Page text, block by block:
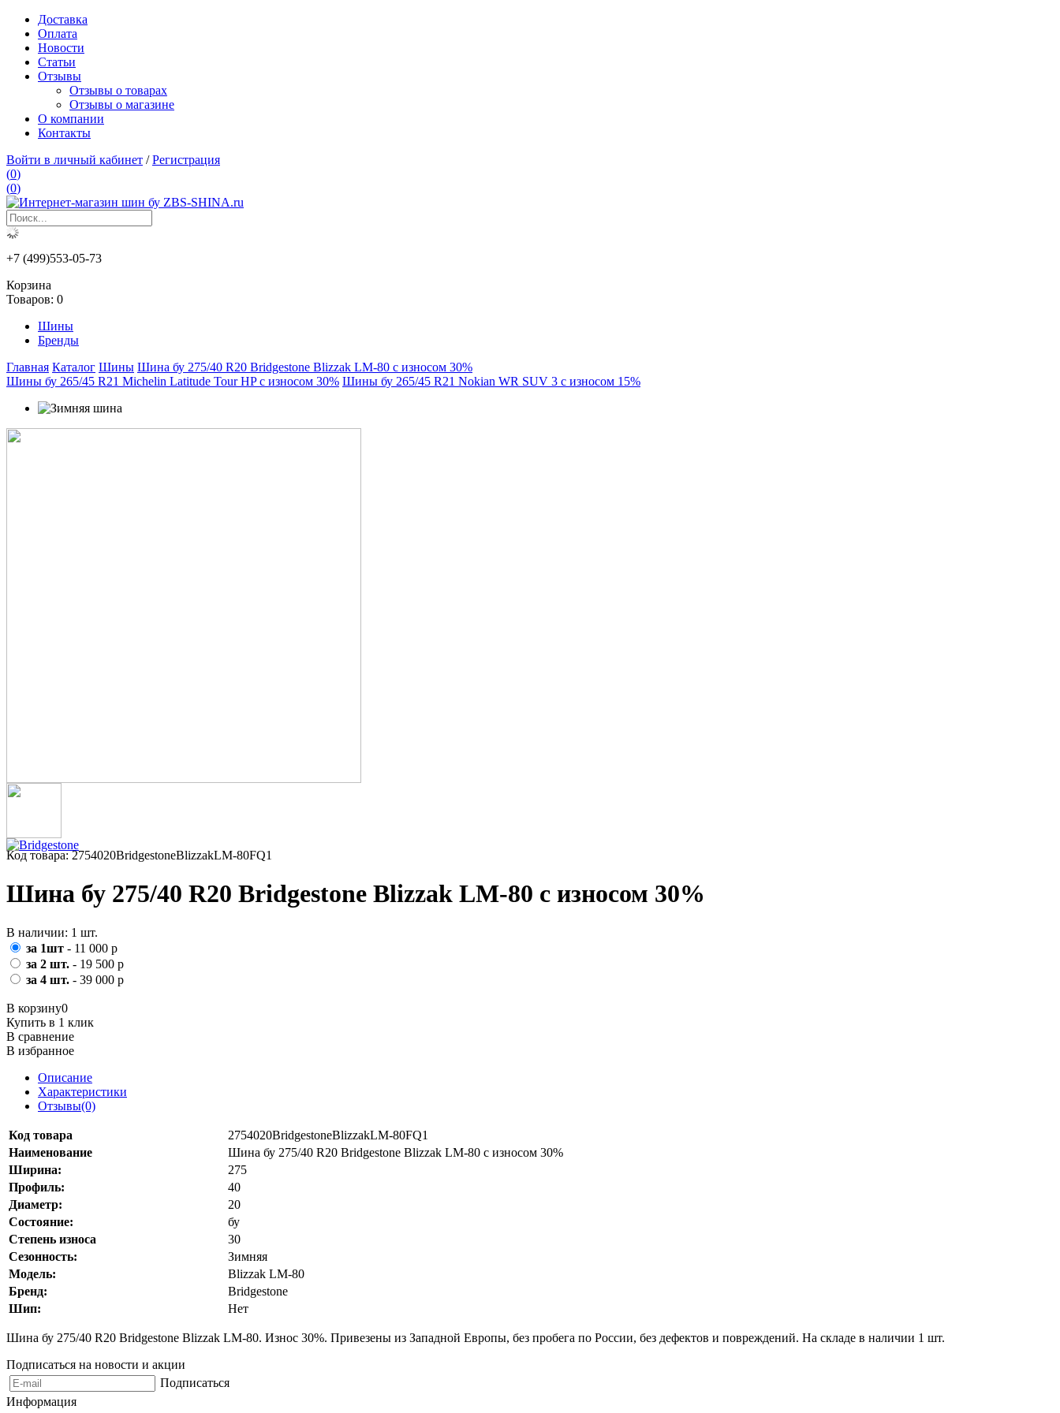
Доставка
Оплата
Новости
Статьи
Отзывы
Отзывы о товарах
Отзывы о магазине
О компании
Контакты
Войти в личный кабинет /Регистрация
(0)
(0)
+7 (499)553-05-73
Корзина
Товаров: 0
Шины
Бренды
Главная Каталог Шины Шина бу 275/40 R20 Bridgestone Blizzak LM-80 с износом 30%
Шины бу 265/45 R21 Michelin Latitude Tour HP с износом 30% Шины бу 265/45 R21 Nokian WR SUV 3 с износом 15%
Код товара: 2754020BridgestoneBlizzakLM-80FQ1
Шина бу 275/40 R20 Bridgestone Blizzak LM-80 с износом 30%
В наличии: 1 шт.
за 1шт - 11 000 р
за 2 шт. - 19 500 р
за 4 шт. - 39 000 р
В корзину0
Купить в 1 клик
В сравнение
В избранное
Описание
Характеристики
Отзывы(0)
Код товара
2754020BridgestoneBlizzakLM-80FQ1
Наименование
Шина бу 275/40 R20 Bridgestone Blizzak LM-80 с износом 30%
Ширина:
275
Профиль:
40
Диаметр:
20
Состояние:
бу
Степень износа
30
Сезонность:
Зимняя
Модель:
Blizzak LM-80
Бренд:
Bridgestone
Шип:
Нет
Шина бу 275/40 R20 Bridgestone Blizzak LM-80. Износ 30%. Привезены из Западной Европы, без пробега по России, без дефектов и повреждений. На складе в наличии 1 шт.
Подписаться на новости и акции
Подписаться
Информация